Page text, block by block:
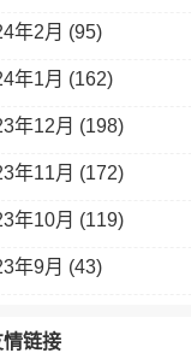
年2月 (95)
年1月 (162)
年12月 (198)
年11月 (172)
年10月 (119)
年9月 (43)
情链接